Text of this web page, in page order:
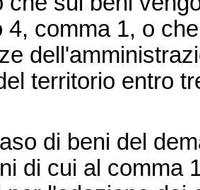
4, comma 1, o
territorio entro
di beni del
di cui al comma